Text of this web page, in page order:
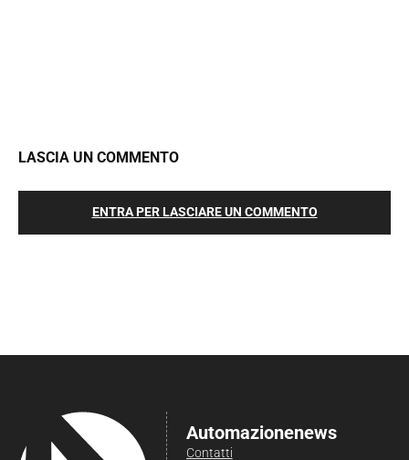
LASCIA UN COMMENTO
ENTRA PER LASCIARE UN COMMENTO
Automazionenews
Contatti